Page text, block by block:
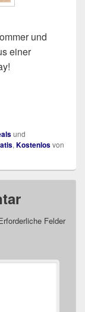
und
einer
und
,Kostenlosvon
Felder